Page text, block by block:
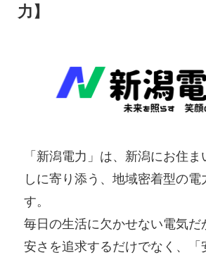
力】
「新潟電力」は、新潟にお住
しに寄り添う、地域密着型の電
す。
毎日の生活に欠かせない電気だ
安さを追求するだけでなく、「